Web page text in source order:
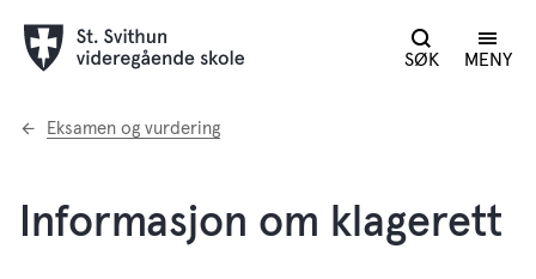
SØK MENY
Du
Eksamen og vurdering
Informasjon om klagerett